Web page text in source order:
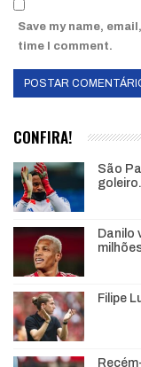
Save my name,
time I comment.
CONFIRA!
São
Danilo
Filipe